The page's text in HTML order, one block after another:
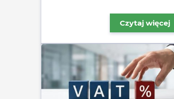
Czytaj więcej